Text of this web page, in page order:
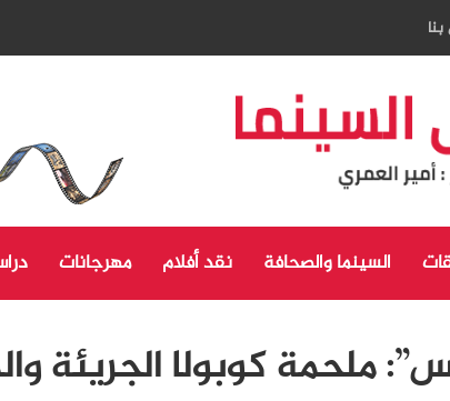
السينما والصحافة نقد أفلام مهرجانات
ملحمة كوبولا الجريئة